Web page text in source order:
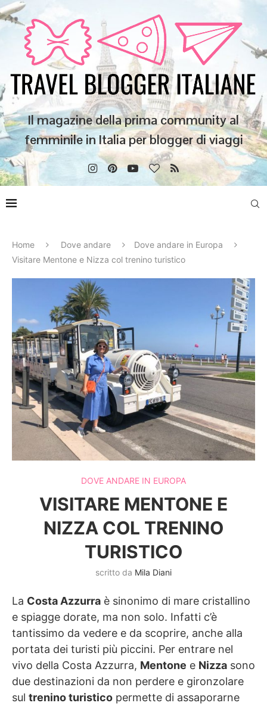
Il magazine della prima community al
femminile in Italia per blogger di viaggi
Home Dove andare
Dove andare in Europa
Visitare Mentone e Nizza col trenino turistico
DOVE ANDARE IN EUROPA
VISITARE MENTONE E
NIZZA COL TRENINO
TURISTICO
scritto da Mila Diani
La Costa Azzurra è sinonimo di mare cristallino
e spiagge dorate, ma non solo. Infatti c’è
tantissimo da vedere e da scoprire, anche alla
portata dei turisti più piccini. Per entrare nel
vivo della Costa Azzurra, Mentone e Nizza sono
due destinazioni da non perdere e gironzolare
sul trenino turistico permette di assaporarne